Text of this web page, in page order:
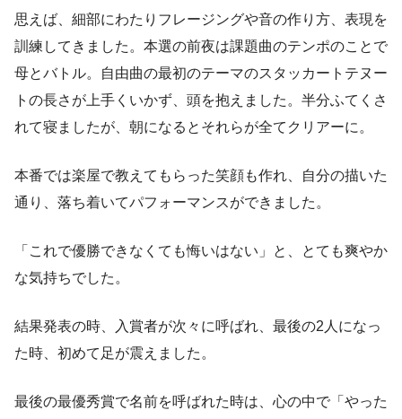
思えば、細部にわたりフレージングや音の作り方、表現を
訓練してきました。本選の前夜は課題曲のテンポのことで
母とバトル。自由曲の最初のテーマのスタッカートテヌー
トの長さが上手くいかず、頭を抱えました。半分ふてくさ
れて寝ましたが、朝になるとそれらが全てクリアーに。
本番では楽屋で教えてもらった笑顔も作れ、自分の描いた
通り、落ち着いてパフォーマンスができました。
「これで優勝できなくても悔いはない」と、とても爽やか
な気持ちでした。
結果発表の時、入賞者が次々に呼ばれ、最後の2人になっ
た時、初めて足が震えました。
最後の最優秀賞で名前を呼ばれた時は、心の中で「やった